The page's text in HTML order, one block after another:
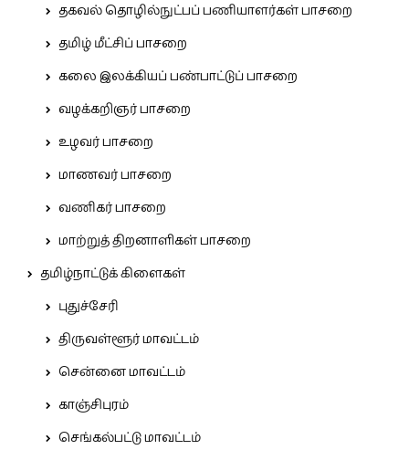
தகவல் தொழில்நுட்பப் பணியாளர்கள் பாசறை
தமிழ் மீட்சிப் பாசறை
கலை இலக்கியப் பண்பாட்டுப் பாசறை
வழக்கறிஞர் பாசறை
உழவர் பாசறை
மாணவர் பாசறை
வணிகர் பாசறை
மாற்றுத் திறனாளிகள் பாசறை
தமிழ்நாட்டுக் கிளைகள்
புதுச்சேரி
திருவள்ளூர் மாவட்டம்
சென்னை மாவட்டம்
காஞ்சிபுரம்
செங்கல்பட்டு மாவட்டம்